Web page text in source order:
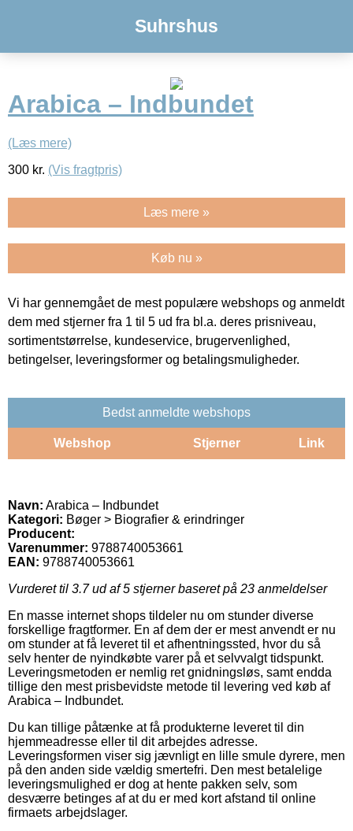
Suhrshus
Arabica – Indbundet
(Læs mere)
300 kr. (Vis fragtpris)
Læs mere »
Køb nu »
Vi har gennemgået de mest populære webshops og anmeldt
dem med stjerner fra 1 til 5 ud fra bl.a. deres prisniveau,
sortimentstørrelse, kundeservice, brugervenlighed,
betingelser, leveringsformer og betalingsmuligheder.
Bedst anmeldte webshops
Webshop Stjerner Link
Navn: Arabica – Indbundet
Kategori: Bøger > Biografier & erindringer
Producent:
Varenummer: 9788740053661
EAN: 9788740053661
Vurderet til 3.7ud af 5 stjerner baseret på 23 anmeldelser
En masse internet shops tildeler nu om stunder diverse
forskellige fragtformer. En af dem der er mest anvendt er nu
om stunder at få leveret til et afhentningssted, hvor du så
selv henter de nyindkøbte varer på et selvvalgt tidspunkt.
Leveringsmetoden er nemlig ret gnidningsløs, samt endda
tillige den mest prisbevidste metode til levering ved køb af
Arabica – Indbundet.
Du kan tillige påtænke at få produkterne leveret til din
hjemmeadresse eller til dit arbejdes adresse.
Leveringsformen viser sig jævnligt en lille smule dyrere, men
på den anden side vældig smertefri. Den mest betalelige
leveringsmulighed er dog at hente pakken selv, som
desværre betinges af at du er med kort afstand til online
firmaets arbejdslager.